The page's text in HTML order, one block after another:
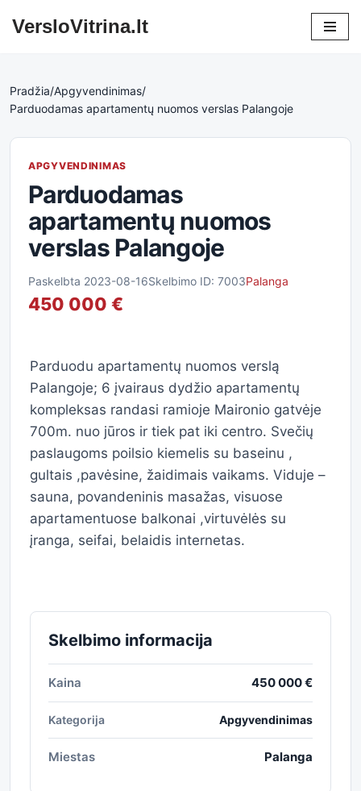
VersloVitrina.lt
Pradžia/Apgyvendinimas/
Parduodamas apartamentų nuomos verslas Palangoje
APGYVENDINIMAS
Parduodamas
apartamentų nuomos
verslas Palangoje
Paskelbta 2023-08-16Skelbimo ID: 7003Palanga
450 000 €
Parduodu apartamentų nuomos verslą
Palangoje; 6 įvairaus dydžio apartamentų
kompleksas randasi ramioje Maironio gatvėje
700m. nuo jūros ir tiek pat iki centro. Svečių
paslaugoms poilsio kiemelis su baseinu ,
gultais ,pavėsine, žaidimais vaikams. Viduje –
sauna, povandeninis masažas, visuose
apartamentuose balkonai ,virtuvėlės su
įranga, seifai, belaidis internetas.
Skelbimo informacija
Kaina 450 000 €
Kategorija Apgyvendinimas
Miestas Palanga